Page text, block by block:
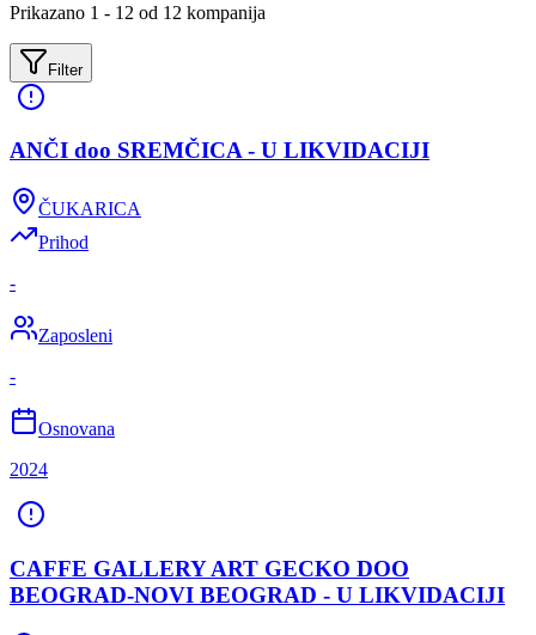
Prikazano 1 - 12 od 12 kompanija
Filter
ANČI doo SREMČICA - U LIKVIDACIJI
ČUKARICA
Prihod
-
Zaposleni
-
Osnovana
2024
CAFFE GALLERY ART GECKO DOO
BEOGRAD-NOVI BEOGRAD - U LIKVIDACIJI